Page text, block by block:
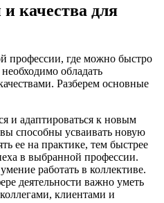
качества для
профессии, где можно быстро
обладать
Разберем основные
и адаптироваться к новым
способны усваивать новую
ее на практике, тем быстрее
в выбранной профессии.
работать в коллективе.
деятельности важно уметь
клиентами и